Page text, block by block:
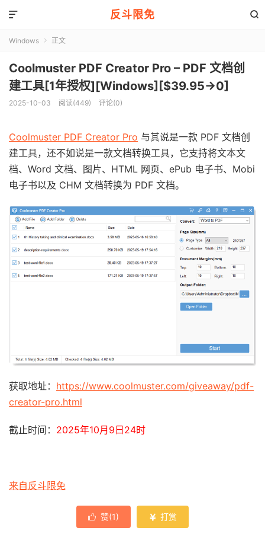
反斗限免 

Windows  正文
Coolmuster PDF Creator Pro – PDF 文档创
建工具[1年授权][Windows][$39.95→0]
2025-10-03 阅读(449) 评论(0)
Coolmuster PDF Creator Pro 与其说是一款 PDF 文档创
建工具，还不如说是一款文档转换工具，它支持将文本文
档、Word 文档、图片、HTML 网页、ePub 电子书、Mobi
电子书以及 CHM 文档转换为 PDF 文档。
获取地址： https://www.coolmuster.com/giveaway/pdf-
creator-pro.html
截止时间： 2025年10月9日24时
来自反斗限免
 赞(1)  打赏